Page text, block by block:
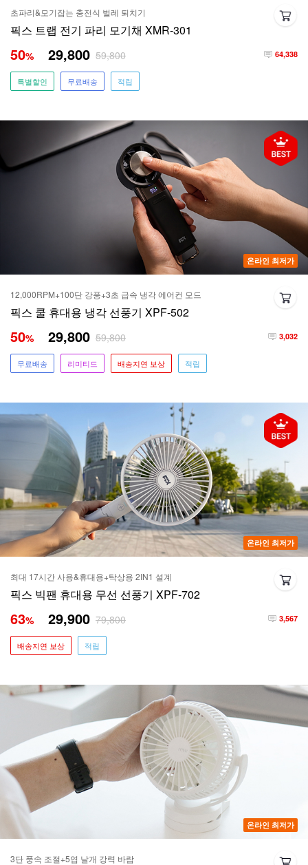
초파리&모기잡는 충전식 벌레 퇴치기
픽스 트랩 전기 파리 모기채 XMR-301
64,338
50% 29,800 59,800
특별할인 무료배송 적립
온라인 최저가
12,000RPM+100단 강풍+3초 급속 냉각 에어컨 모드
픽스 쿨 휴대용 냉각 선풍기 XPF-502
3,032
50% 29,800 59,800
무료배송 리미티드 배송지연 보상 적립
온라인 최저가
최대 17시간 사용&휴대용+탁상용 2IN1 설계
픽스 빅팬 휴대용 무선 선풍기 XPF-702
3,567
63% 29,900 79,800
배송지연 보상 적립
온라인 최저가
3단 풍속 조절+5엽 날개 강력 바람